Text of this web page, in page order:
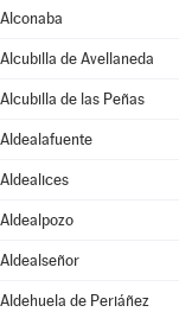
Alconaba
Alcubilla de Avellaneda
Alcubilla de las Peñas
Aldealafuente
Aldealices
Aldealpozo
Aldealseñor
Aldehuela de Periáñez